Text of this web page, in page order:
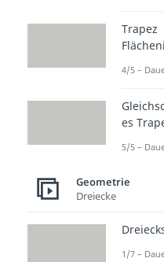
B)
Trapez
4/5 –
es
5/5 –
Geometrie
Dreiecke
1/7 –